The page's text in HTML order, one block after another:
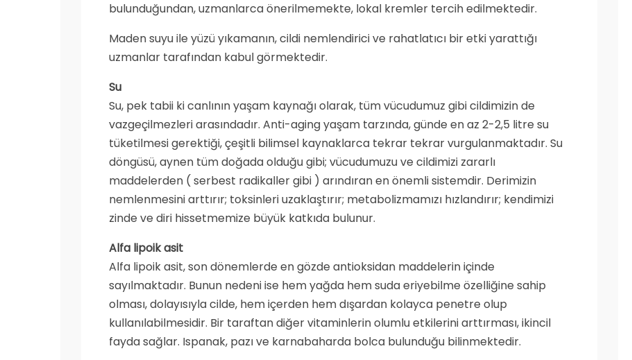
bulunduğundan, uzmanlarca önerilmemekte, lokal kremler tercih edilmektedir.
Maden suyu ile yüzü yıkamanın, cildi nemlendirici ve rahatlatıcı bir etki yarattığı
uzmanlar tarafından kabul görmektedir.
Su
Su, pek tabii ki canlının yaşam kaynağı olarak, tüm vücudumuz gibi cildimizin de
vazgeçilmezleri arasındadır. Anti-aging yaşam tarzında, günde en az 2-2,5 litre su
tüketilmesi gerektiği, çeşitli bilimsel kaynaklarca tekrar tekrar vurgulanmaktadır. Su
döngüsü, aynen tüm doğada olduğu gibi; vücudumuzu ve cildimizi zararlı
maddelerden ( serbest radikaller gibi ) arındıran en önemli sistemdir. Derimizin
nemlenmesini arttırır; toksinleri uzaklaştırır; metabolizmamızı hızlandırır; kendimizi
zinde ve diri hissetmemize büyük katkıda bulunur.
Alfa lipoik asit
Alfa lipoik asit, son dönemlerde en gözde antioksidan maddelerin içinde
sayılmaktadır. Bunun nedeni ise hem yağda hem suda eriyebilme özelliğine sahip
olması, dolayısıyla cilde, hem içerden hem dışardan kolayca penetre olup
kullanılabilmesidir. Bir taraftan diğer vitaminlerin olumlu etkilerini arttırması, ikincil
fayda sağlar. Ispanak, pazı ve karnabaharda bolca bulunduğu bilinmektedir.